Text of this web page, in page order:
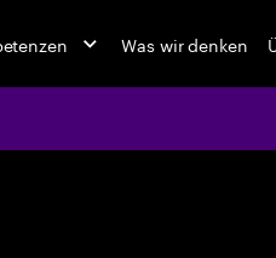
Was wir denken